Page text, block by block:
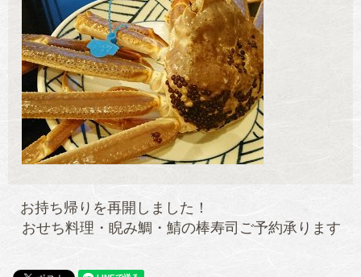
お持ち帰りを再開しました！
おせち料理・睨み鯛・鯖の棒寿司ご予約承ります